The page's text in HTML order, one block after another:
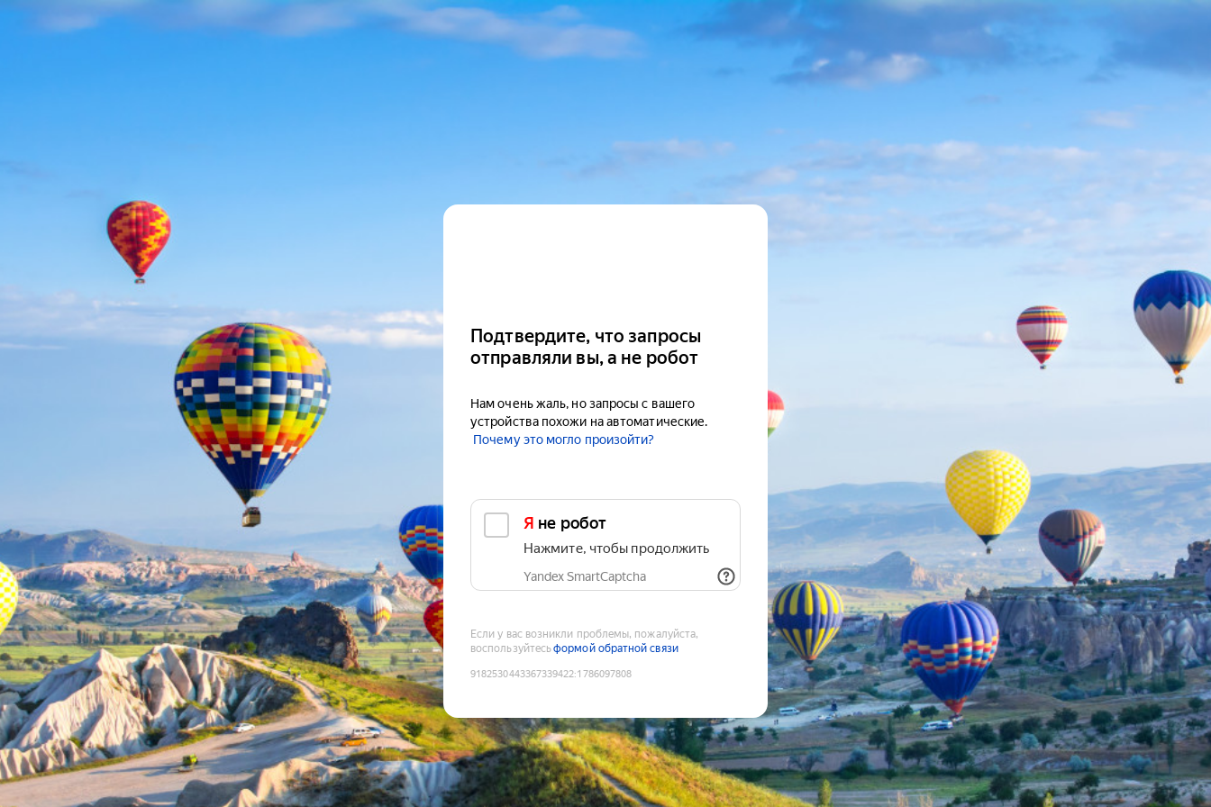
Подтвердите, что запросы
отправляли вы, а не робот
Нам очень жаль, но запросы с вашего
устройства похожи на автоматические.
Почему это могло произойти?
Я не робот
Нажмите, чтобы продолжить
Yandex SmartCaptcha
Если у вас возникли проблемы, пожалуйста,
воспользуйтесьформой обратной связи
9182530443367339422:1786097808